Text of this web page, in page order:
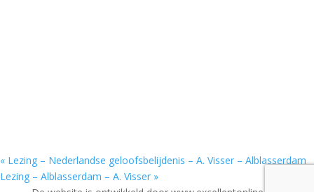
« Lezing – Nederlandse geloofsbelijdenis – A. Visser – Alblasserdam
Lezing – Alblasserdam – A. Visser »